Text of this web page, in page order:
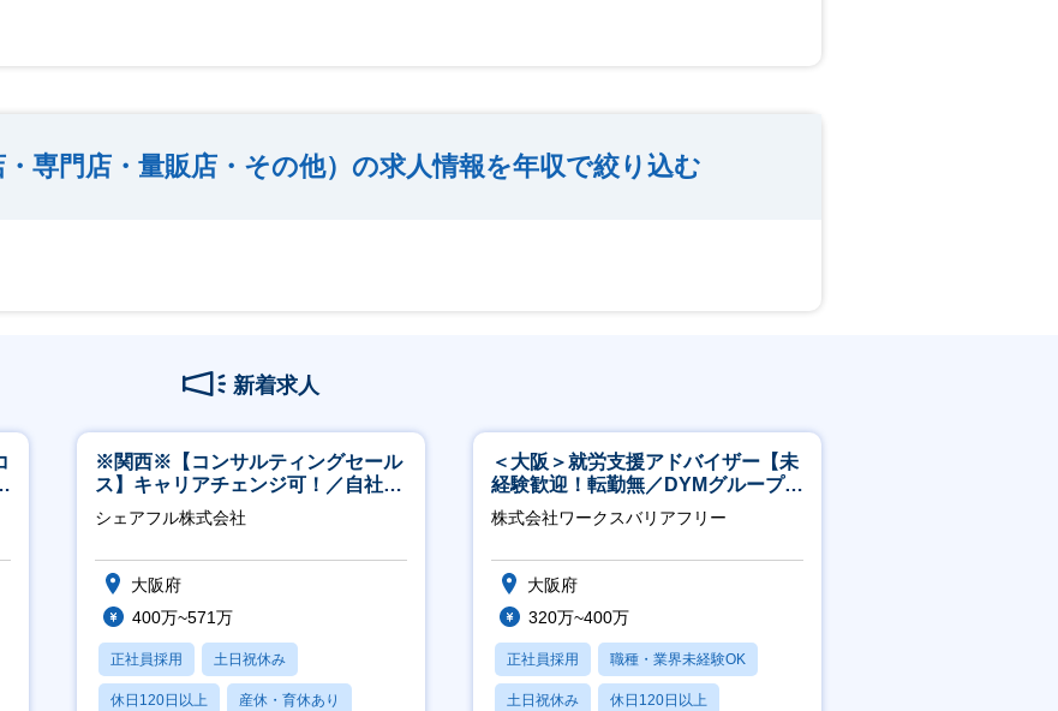
専門店・量販店・その他）の求人情報を年収で絞り込む
新着求人
※関西※【コンサルティングセール
ス】キャリアチェンジ可！／自社サ
ービス『シェアフル』の営業
シェアフル株式会社
大阪府
400万~571万
正社員採用 土日祝休み
休日120日以上 産休・育休あり
＜大阪＞就労支援アドバイザー【未
経験歓迎！転勤無／DYMグループ／
ホスピタリティ高い方歓迎／土日
祝】
株式会社ワークスバリアフリー
大阪府
320万~400万
正社員採用 職種・業界未経験OK
土日祝休み 休日120日以上